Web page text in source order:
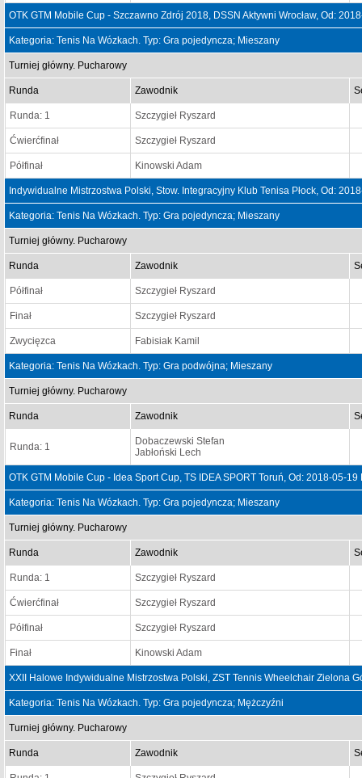
OTK GTM Mobile Cup - Szczawno Zdrój 2018, DSSN Aktywni Wrocław, Od:
Kategoria: Tenis Na Wózkach. Typ: Gra pojedyncza; Mieszany
Turniej główny. Pucharowy
Runda Zawodnik
Runda: 1 Szczygieł Ryszard
Ćwierćfinał Szczygieł Ryszard
Półfinał Kinowski Adam
Indywidualne Mistrzostwa Polski, Stow. Integracyjny Klub Tenisa Płock, Od:
Kategoria: Tenis Na Wózkach. Typ: Gra pojedyncza; Mieszany
Turniej główny. Pucharowy
Runda Zawodnik
Półfinał Szczygieł Ryszard
Finał Szczygieł Ryszard
Zwycięzca Fabisiak Kamil
Kategoria: Tenis Na Wózkach. Typ: Gra podwójna; Mieszany
Turniej główny. Pucharowy
Runda Zawodnik
Runda: 1
Dobaczewski Stefan
Jabłoński Lech
OTK GTM Mobile Cup - Idea Sport Cup, TS IDEA SPORT Toruń, Od: 2018-05-
Kategoria: Tenis Na Wózkach. Typ: Gra pojedyncza; Mieszany
Turniej główny. Pucharowy
Runda Zawodnik
Runda: 1 Szczygieł Ryszard
Ćwierćfinał Szczygieł Ryszard
Półfinał Szczygieł Ryszard
Finał Kinowski Adam
XXII Halowe Indywidualne Mistrzostwa Polski, ZST Tennis Wheelchair Zielona
Kategoria: Tenis Na Wózkach. Typ: Gra pojedyncza; Mężczyźni
Turniej główny. Pucharowy
Runda Zawodnik